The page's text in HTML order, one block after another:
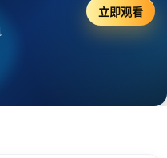
立即观看